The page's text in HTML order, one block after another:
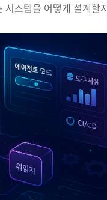
스템을 어떻게 설계할